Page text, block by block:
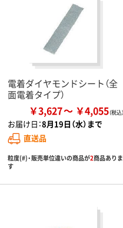
電着ダイヤモンドシート（全
面電着タイプ）
￥3,627 ￥4,055
お届け日：8月19日（水）まで
直送品
粒度(#)・販売単位違いの商品が2商品ありま
す